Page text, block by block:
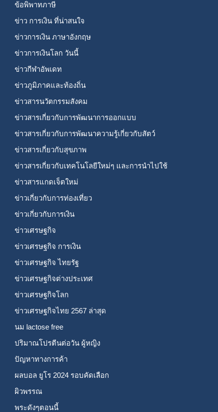
ข้อพิพาทภาษี
ข่าว การเงิน ที่น่าสนใจ
ข่าวการเงิน ภาษาอังกฤษ
ข่าวการเงินโลก วันนี้
ข่าวกีฬาอัพเดท
ข่าวภูมิภาคและท้องถิ่น
ข่าวสารนวัตกรรมสังคม
ข่าวสารเกี่ยวกับการพัฒนาการออกแบบ
ข่าวสารเกี่ยวกับการพัฒนาความรู้เกี่ยวกับสัตว์
ข่าวสารเกี่ยวกับสุขภาพ
ข่าวสารเกี่ยวกับเทคโนโลยีใหม่ๆ และการนำไปใช้
ข่าวสารแกดเจ็ตใหม่
ข่าวเกี่ยวกับการท่องเที่ยว
ข่าวเกี่ยวกับการเงิน
ข่าวเศรษฐกิจ
ข่าวเศรษฐกิจ การเงิน
ข่าวเศรษฐกิจ ไทยรัฐ
ข่าวเศรษฐกิจต่างประเทศ
ข่าวเศรษฐกิจโลก
ข่าวเศรษฐกิจไทย 2567 ล่าสุด
นม lactose free
ปริมาณโปรตีนต่อวัน ผู้หญิง
ปัญหาทางการค้า
ผลบอล ยูโร 2024 รอบคัดเลือก
ผิวพรรณ
พระดังๆตอนนี้